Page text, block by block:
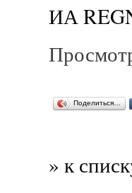
ИА
Поделиться…
» к